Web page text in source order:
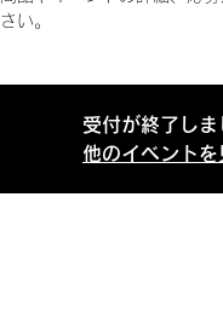
さい。
受付が終了しま
他のイベントを